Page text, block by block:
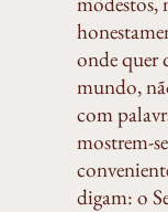
onde quer
mundo,
com
mostrem-
digam: o